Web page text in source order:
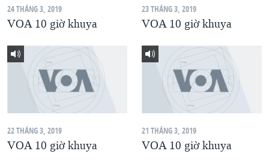
QUAN HỆ VIỆT MỸ
24 THÁNG 3, 2019
VOA 10 giờ khuya
23 THÁNG 3, 2019
VOA 10 giờ khuya
22 THÁNG 3, 2019
VOA 10 giờ khuya
21 THÁNG 3, 2019
VOA 10 giờ khuya